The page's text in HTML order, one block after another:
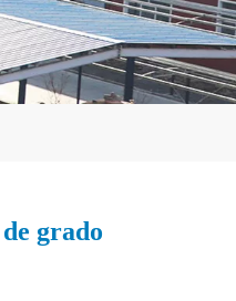
grado